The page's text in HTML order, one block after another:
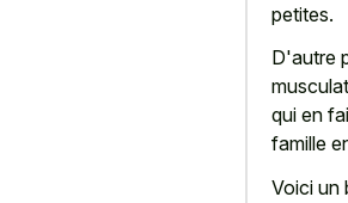
petites.
D'autre
qui en
famille
Voici un